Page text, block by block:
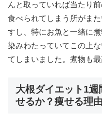
んと取っていれば当たり
食べられてしまう所がま
すし、特にお魚と一緒に
染みわたっていてこの上
てしまいました。煮物も最
大根ダイエット1
せるか？痩せる理由